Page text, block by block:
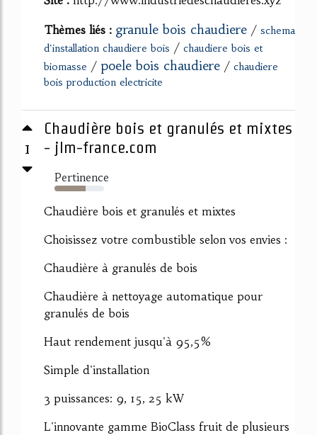
Thèmes liés : granule bois chaudiere / schema
d'installation chaudiere bois / chaudiere bois et
biomasse / poele bois chaudiere / chaudiere
bois production electricite
1
Chaudière bois et granulés et mixtes
- jlm-france.com
Pertinence
63%
Chaudière bois et granulés et mixtes
Choisissez votre combustible selon vos envies :
Chaudière à granulés de bois
Chaudière à nettoyage automatique pour
granulés de bois
Haut rendement jusqu'à 95,5%
Simple d'installation
3 puissances: 9, 15, 25 kW
L'innovante gamme BioClass fruit de plusieurs